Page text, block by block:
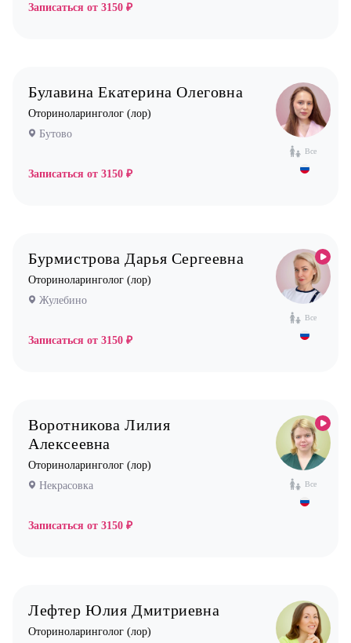
Записаться от 3150 ₽
Все
Булавина Екатерина Олеговна
Оториноларинголог (лор)
Бутово
Записаться от 3150 ₽
Все
Бурмистрова Дарья Сергеевна
Оториноларинголог (лор)
Жулебино
Записаться от 3150 ₽
Все
Воротникова Лилия
Алексеевна
Оториноларинголог (лор)
Некрасовка
Записаться от 3150 ₽
Лефтер Юлия Дмитриевна
Оториноларинголог (лор)